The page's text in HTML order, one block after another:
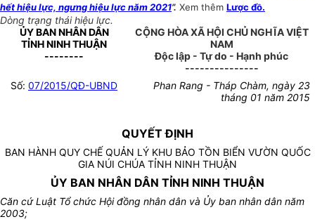
hết hiệu lực, ngưng hiệu lực năm 2021”. Xem thêm Lược đồ.
Dòng trạng thái hiệu lực.
ỦY BAN NHÂN DÂN
TỈNH NINH THUẬN
--------
CỘNG HÒA XÃ HỘI CHỦ NGHĨA VIỆT
NAM
Độc lập - Tự do - Hạnh phúc
---------------
Số: 07/2015/QĐ-UBND
Phan Rang - Tháp Chàm, ngày 23
tháng 01 năm 2015
QUYẾT ĐỊNH
BAN HÀNH QUY CHẾ QUẢN LÝ KHU BẢO TỒN BIỂN VƯỜN QUỐC
GIA NÚI CHÚA TỈNH NINH THUẬN
ỦY BAN NHÂN DÂN TỈNH NINH THUẬN
Căn cứ Luật Tổ chức Hội đồng nhân dân và Ủy ban nhân dân năm
2003;